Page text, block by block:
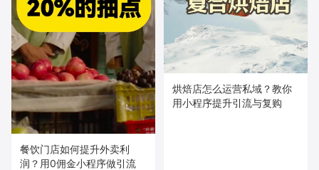
餐饮门店如何提升外卖利
润？用0佣金小程序做引流
烘焙店怎么运营私域？教你
用小程序提升引流与复购